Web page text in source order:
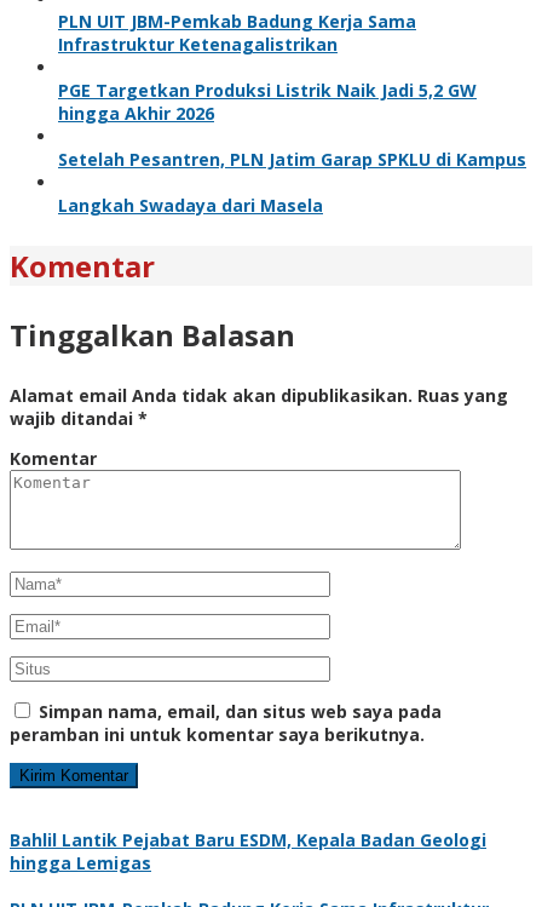
PLN UIT JBM-Pemkab Badung Kerja Sama
Infrastruktur Ketenagalistrikan
PGE Targetkan Produksi Listrik Naik Jadi 5,2 GW
hingga Akhir 2026
Setelah Pesantren, PLN Jatim Garap SPKLU di Kampus
Langkah Swadaya dari Masela
Komentar
Tinggalkan Balasan
Alamat email Anda tidak akan dipublikasikan. Ruas yang
wajib ditandai *
Komentar
Simpan nama, email, dan situs web saya pada
peramban ini untuk komentar saya berikutnya.
Bahlil Lantik Pejabat Baru ESDM, Kepala Badan Geologi
hingga Lemigas